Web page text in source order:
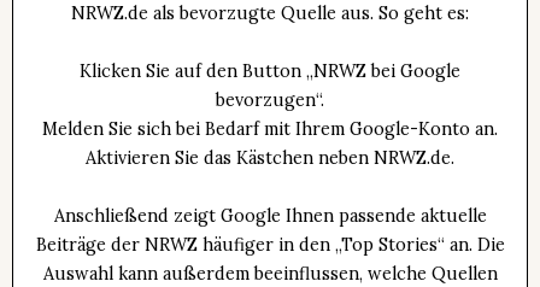
NRWZ.de als bevorzugte Quelle aus. So geht es:
Klicken Sie auf den Button „NRWZ bei Google
bevorzugen“.
Melden Sie sich bei Bedarf mit Ihrem Google-Konto an.
Aktivieren Sie das Kästchen neben NRWZ.de.
Anschließend zeigt Google Ihnen passende aktuelle
Beiträge der NRWZ häufiger in den „Top Stories“ an. Die
Auswahl kann außerdem beeinflussen, welche Quellen